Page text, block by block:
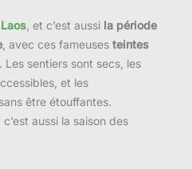
Laos , et c’est aussi la période
, avec ces fameuses teintes
. Les sentiers sont secs, les
et les
être étouffantes.
aussi la saison des